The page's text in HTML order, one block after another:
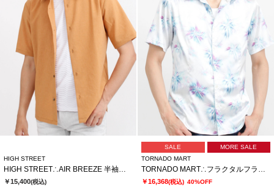
HIGH STREET
HIGH STREET∴AIR BREEZE 半袖シャツ
￥15,400(税込)
SALE
MORE SALE
TORNADO MART
TORNADO MART∴フラクタルフラワープリント半袖シャツ
￥16,368(税込) 40%OFF